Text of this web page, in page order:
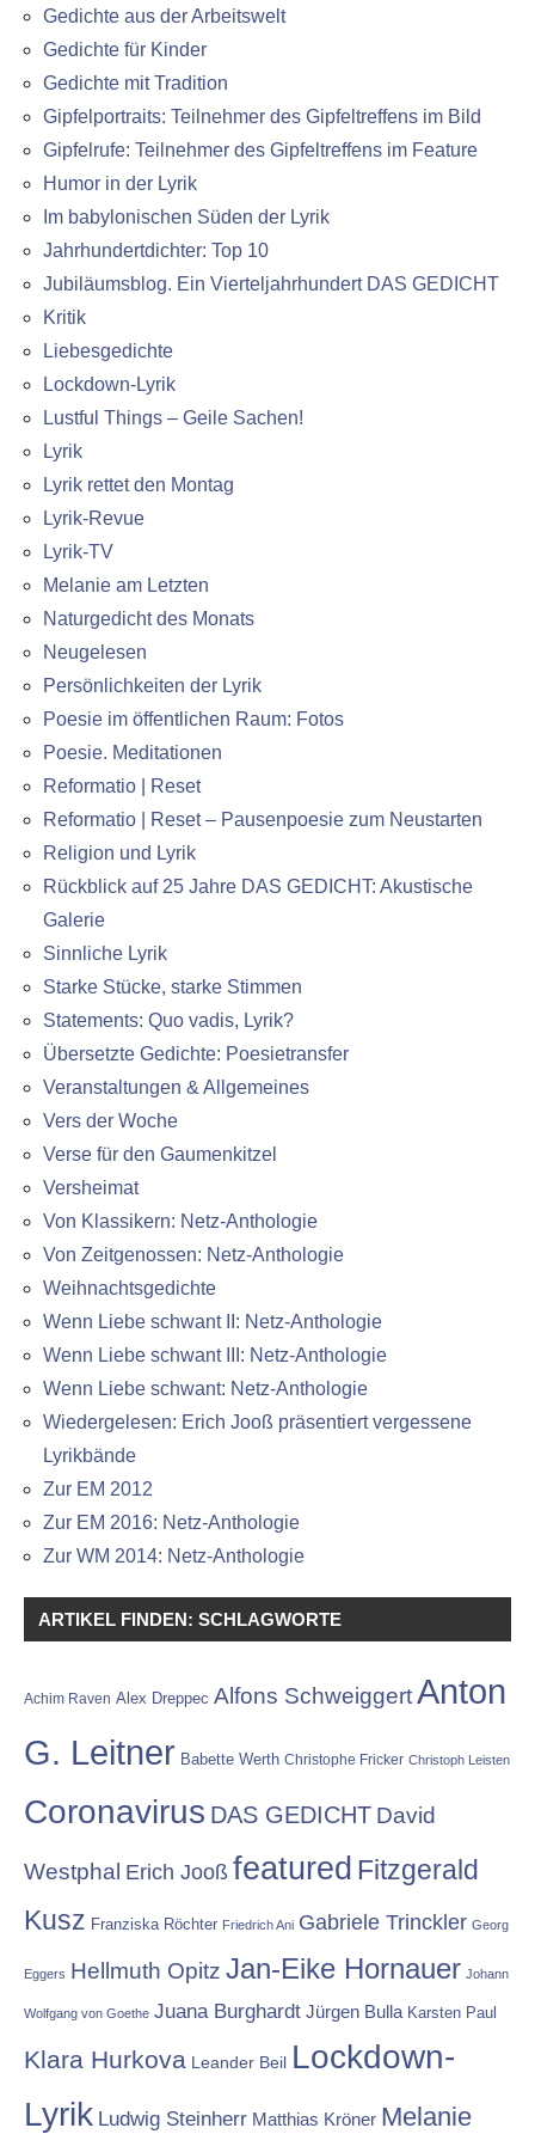
Gedichte aus der Arbeitswelt
Gedichte für Kinder
Gedichte mit Tradition
Gipfelportraits: Teilnehmer des Gipfeltreffens im Bild
Gipfelrufe: Teilnehmer des Gipfeltreffens im Feature
Humor in der Lyrik
Im babylonischen Süden der Lyrik
Jahrhundertdichter: Top 10
Jubiläumsblog. Ein Vierteljahrhundert DAS GEDICHT
Kritik
Liebesgedichte
Lockdown-Lyrik
Lustful Things – Geile Sachen!
Lyrik
Lyrik rettet den Montag
Lyrik-Revue
Lyrik-TV
Melanie am Letzten
Naturgedicht des Monats
Neugelesen
Persönlichkeiten der Lyrik
Poesie im öffentlichen Raum: Fotos
Poesie. Meditationen
Reformatio | Reset
Reformatio | Reset – Pausenpoesie zum Neustarten
Religion und Lyrik
Rückblick auf 25 Jahre DAS GEDICHT: Akustische
Galerie
Sinnliche Lyrik
Starke Stücke, starke Stimmen
Statements: Quo vadis, Lyrik?
Übersetzte Gedichte: Poesietransfer
Veranstaltungen & Allgemeines
Vers der Woche
Verse für den Gaumenkitzel
Versheimat
Von Klassikern: Netz-Anthologie
Von Zeitgenossen: Netz-Anthologie
Weihnachtsgedichte
Wenn Liebe schwant II: Netz-Anthologie
Wenn Liebe schwant III: Netz-Anthologie
Wenn Liebe schwant: Netz-Anthologie
Wiedergelesen: Erich Jooß präsentiert vergessene
Lyrikbände
Zur EM 2012
Zur EM 2016: Netz-Anthologie
Zur WM 2014: Netz-Anthologie
ARTIKEL FINDEN: SCHLAGWORTE
Achim Raven Alex Dreppec Alfons SchweiggertAnton
G. Leitner Babette Werth Christophe Fricker Christoph Leisten
Coronavirus DAS GEDICHT David
Westphal Erich Jooß featured Fitzgerald
Kusz Franziska Röchter Friedrich Ani Gabriele Trinckler Georg
Eggers Hellmuth Opitz Jan-Eike Hornauer Johann
Wolfgang von Goethe Juana Burghardt Jürgen Bulla Karsten Paul
Klara Hurkova Leander Beil Lockdown-
Lyrik Ludwig Steinherr Matthias Kröner Melanie